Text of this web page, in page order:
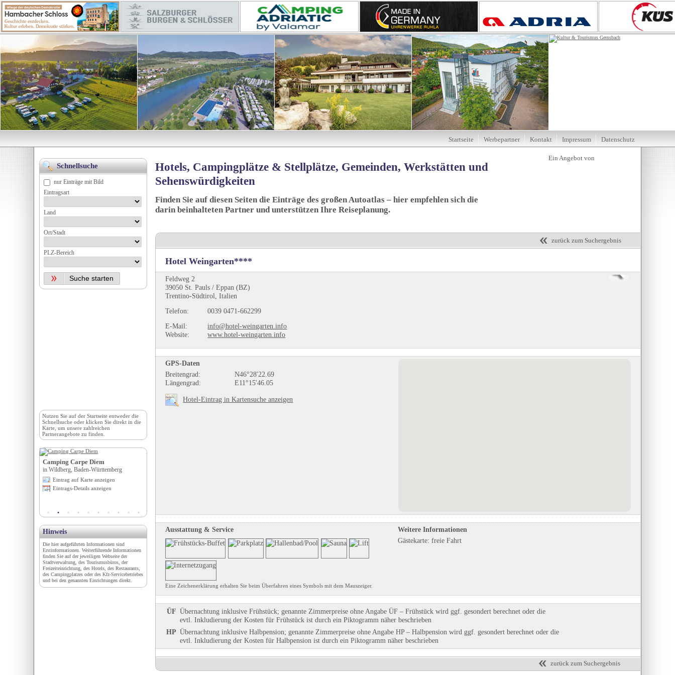
Hotels, Campingplätze & Stellplätze, Gemeinden, Werkstätten und
Sehenswürdigkeiten
Finden Sie auf diesen Seiten die Einträge des großen Autoatlas – hier empfehlen sich die
darin beinhalteten Partner und unterstützen Ihre Reiseplanung.
zurück zum Suchergebnis
Hotel Weingarten****
Feldweg 2
39050 St. Pauls / Eppan (BZ)
Trentino-Südtirol, Italien
Telefon:
0039 0471-662299
E-Mail:
info@hotel-weingarten.info
Website:
www.hotel-weingarten.info
GPS-Daten
Breitengrad:
N46°28'22.69
Längengrad:
E11°15'46.05
Hotel-Eintrag in Kartensuche anzeigen
Ausstattung & Service
Eine Zeichenerklärung erhalten Sie beim Überfahren eines Symbols mit dem Mauszeiger.
Weitere Informationen
Gästekarte: freie Fahrt
ÜF Übernachtung inklusive Frühstück; genannte Zimmerpreise ohne Angabe ÜF – Frühstück wird ggf. gesondert berechnet oder die
evtl. Inkludierung der Kosten für Frühstück ist durch ein Piktogramm näher beschrieben
HP Übernachtung inklusive Halbpension; genannte Zimmerpreise ohne Angabe HP – Halbpension wird ggf. gesondert berechnet oder die
evtl. Inkludierung der Kosten für Halbpension ist durch ein Piktogramm näher beschrieben
zurück zum Suchergebnis
Startseite Werbepartner Kontakt Impressum Datenschutz
Schnellsuche
nur Einträge mit Bild
Eintragsart
Land
Ort/Stadt
PLZ-Bereich
Nutzen Sie auf derStartseite entweder die
Schnellsuche oder klicken Sie direkt in die
Karte, um unsere zahlreichen
Partnerangebote zu finden.
Camping Carpe Diem
in Wildberg, Baden-Württemberg
Eintrag auf Karte anzeigen
Eintrags-Details anzeigen
Hinweis
Die hier aufgeführten Informationen sind
Erstinformationen. Weiterführende Informationen
finden Sie auf der jeweiligen Webseite der
Stadtverwaltung, des Tourismusbüros, der
Freizeiteinrichtung, des Hotels, des Restaurants,
des Campingplatzes oder des Kfz-Servicebetriebes
und bei den genannten Einrichtungen direkt.